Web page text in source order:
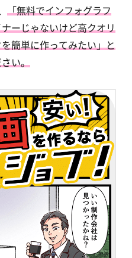
「無料でインフォグラフ
ーじゃないけど高クオリ
簡単に作ってみたい」と
い。